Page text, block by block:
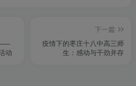
――
动
下一篇
疫情下的枣庄十八中高三师
生：感动与干劲并存